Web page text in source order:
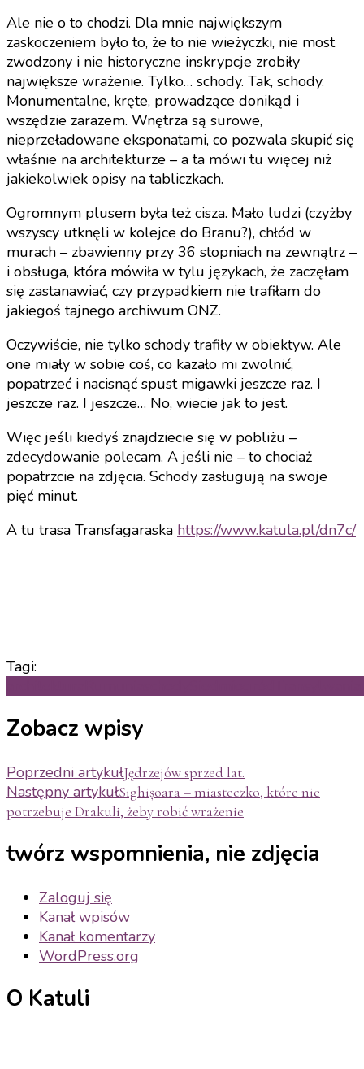
Ale nie o to chodzi. Dla mnie największym
zaskoczeniem było to, że to nie wieżyczki, nie most
zwodzony i nie historyczne inskrypcje zrobiły
największe wrażenie. Tylko… schody. Tak, schody.
Monumentalne, kręte, prowadzące donikąd i
wszędzie zarazem. Wnętrza są surowe,
nieprzeładowane eksponatami, co pozwala skupić się
właśnie na architekturze – a ta mówi tu więcej niż
jakiekolwiek opisy na tabliczkach.
Ogromnym plusem była też cisza. Mało ludzi (czyżby
wszyscy utknęli w kolejce do Branu?), chłód w
murach – zbawienny przy 36 stopniach na zewnątrz –
i obsługa, która mówiła w tylu językach, że zaczęłam
się zastanawiać, czy przypadkiem nie trafiłam do
jakiegoś tajnego archiwum ONZ.
Oczywiście, nie tylko schody trafiły w obiektyw. Ale
one miały w sobie coś, co kazało mi zwolnić,
popatrzeć i nacisnąć spust migawki jeszcze raz. I
jeszcze raz. I jeszcze… No, wiecie jak to jest.
Więc jeśli kiedyś znajdziecie się w pobliżu –
zdecydowanie polecam. A jeśli nie – to chociaż
popatrzcie na zdjęcia. Schody zasługują na swoje
pięć minut.
A tu trasa Transfagaraska https://www.katula.pl/dn7c/
Tagi:
Zobacz wpisy
Poprzedni artykułJędrzejów sprzed lat.
Następny artykułSighișoara – miasteczko, które nie
potrzebuje Drakuli, żeby robić wrażenie
twórz wspomnienia, nie zdjęcia
Zaloguj się
Kanał wpisów
Kanał komentarzy
WordPress.org
O Katuli